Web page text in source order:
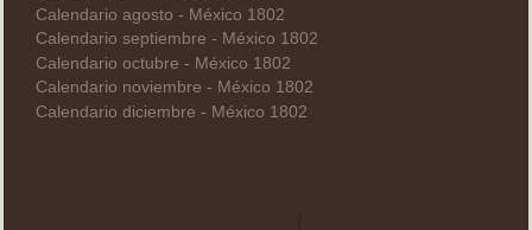
Calendario agosto - México 1802
Calendario septiembre - México 1802
Calendario octubre - México 1802
Calendario noviembre - México 1802
Calendario diciembre - México 1802